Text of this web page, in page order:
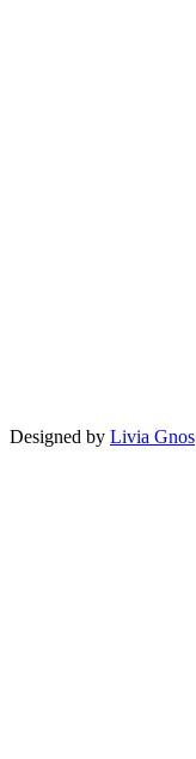
Designed by Livia Gnos